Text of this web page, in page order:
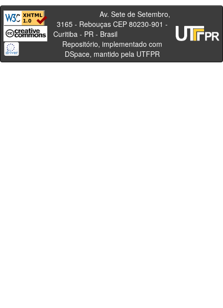
Av. Sete de Setembro,
3165 - Rebouças CEP 80230-901 -
Curitiba - PR - Brasil
Repositório, implementado com
DSpace, mantido pela UTFPR